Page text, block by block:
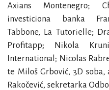
Axians Montenegro;
investiciona banka
Tabbone, La Tutorielle;
Profitapp; Nikola
International; Nicolas
te Miloš Grbović, 3D
Rakočević, sekretarka